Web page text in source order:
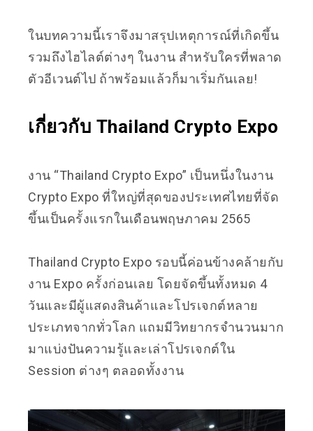
ในบทความนี้เราจึงมาสรุปเหตุการณ์ที่เกิดขึ้น
รวมถึงไฮไลต์ต่างๆ ในงาน สำหรับใครที่พลาด
ตัวอีเวนต์ไป ถ้าพร้อมแล้วก็มาเริ่มกันเลย!
เกี่ยวกับ Thailand Crypto Expo
งาน “Thailand Crypto Expo” เป็นหนึ่งในงาน
Crypto Expo ที่ใหญ่ที่สุดของประเทศไทยที่จัด
ขึ้นเป็นครั้งแรกในเดือนพฤษภาคม 2565
Thailand Crypto Expo รอบนี้ค่อนข้างคล้ายกับ
งาน Expo ครั้งก่อนเลย โดยจัดขึ้นทั้งหมด 4
วันและมีผู้แสดงสินค้าและโปรเจกต์หลาย
ประเภทจากทั่วโลก แถมมีวิทยากรจำนวนมาก
มาแบ่งปันความรู้และเล่าโปรเจกต์ใน
Session ต่างๆ ตลอดทั้งงาน